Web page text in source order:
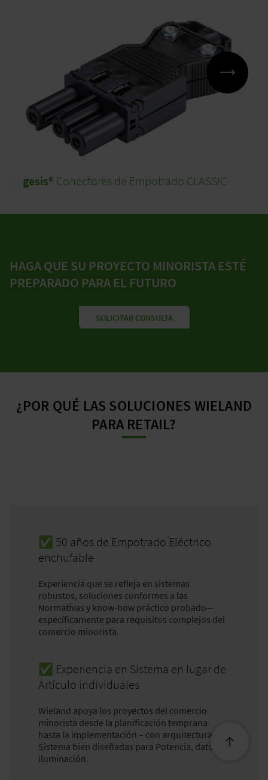
gesis® Conectores de Empotrado CLASSIC
HAGA QUE SU PROYECTO MINORISTA ESTÉ
PREPARADO PARA EL FUTURO
SOLICITAR CONSULTA
¿POR QUÉ LAS SOLUCIONES WIELAND
PARA RETAIL?
✅ 50 años de Empotrado Eléctrico
enchufable
Experiencia que se refleja en sistemas
robustos, soluciones conformes a las
Normativas y know-how práctico probado—
específicamente para requisitos complejos del
comercio minorista.
✅ Experiencia en Sistema en lugar de
Artículo individuales
Wieland apoya los proyectos del comercio
minorista desde la planificación temprana
hasta la implementación – con arquitecturas de
Sistema bien diseñadas para Potencia, datos e
iluminación.